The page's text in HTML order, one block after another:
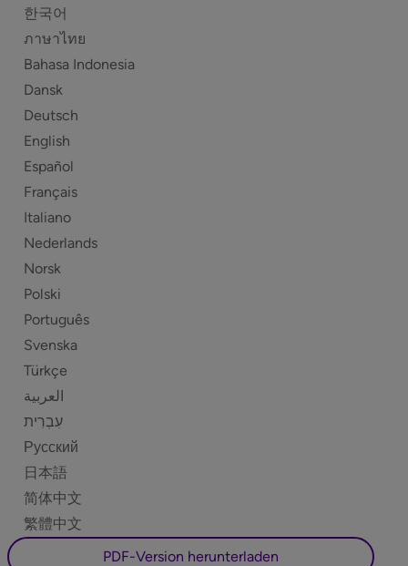
한국어
ภาษาไทย
Bahasa Indonesia
Dansk
Deutsch
English
Español
Français
Italiano
Nederlands
Norsk
Polski
Português
Svenska
Türkçe
العربية
Русский
日本語
简体中文
繁體中文
PDF-Version herunterladen